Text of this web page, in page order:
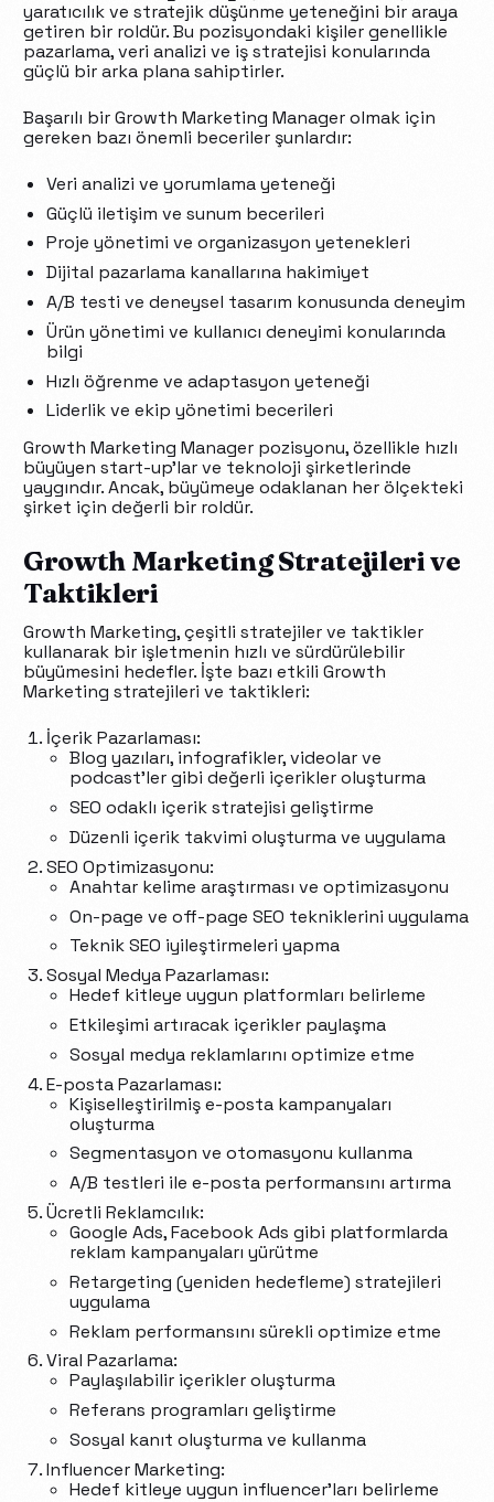
yaratıcılık ve stratejik düşünme yeteneğini bir araya
getiren bir roldür. Bu pozisyondaki kişiler genellikle
pazarlama, veri analizi ve iş stratejisi konularında
güçlü bir arka plana sahiptirler.
Başarılı bir Growth Marketing Manager olmak için
gereken bazı önemli beceriler şunlardır:
Veri analizi ve yorumlama yeteneği
Güçlü iletişim ve sunum becerileri
Proje yönetimi ve organizasyon yetenekleri
Dijital pazarlama kanallarına hakimiyet
A/B testi ve deneysel tasarım konusunda deneyim
Ürün yönetimi ve kullanıcı deneyimi konularında
bilgi
Hızlı öğrenme ve adaptasyon yeteneği
Liderlik ve ekip yönetimi becerileri
Growth Marketing Manager pozisyonu, özellikle hızlı
büyüyen start-up’lar ve teknoloji şirketlerinde
yaygındır. Ancak, büyümeye odaklanan her ölçekteki
şirket için değerli bir roldür.
Growth Marketing Stratejileri ve
Taktikleri
Growth Marketing, çeşitli stratejiler ve taktikler
kullanarak bir işletmenin hızlı ve sürdürülebilir
büyümesini hedefler. İşte bazı etkili Growth
Marketing stratejileri ve taktikleri:
İçerik Pazarlaması:
Blog yazıları, infografikler, videolar ve
podcast’ler gibi değerli içerikler oluşturma
SEO odaklı içerik stratejisi geliştirme
Düzenli içerik takvimi oluşturma ve uygulama
SEO Optimizasyonu:
Anahtar kelime araştırması ve optimizasyonu
On-page ve off-page SEO tekniklerini uygulama
Teknik SEO iyileştirmeleri yapma
Sosyal Medya Pazarlaması:
Hedef kitleye uygun platformları belirleme
Etkileşimi artıracak içerikler paylaşma
Sosyal medya reklamlarını optimize etme
E-posta Pazarlaması:
Kişiselleştirilmiş e-posta kampanyaları
oluşturma
Segmentasyon ve otomasyonu kullanma
A/B testleri ile e-posta performansını artırma
Ücretli Reklamcılık:
Google Ads, Facebook Ads gibi platformlarda
reklam kampanyaları yürütme
Retargeting (yeniden hedefleme) stratejileri
uygulama
Reklam performansını sürekli optimize etme
Viral Pazarlama:
Paylaşılabilir içerikler oluşturma
Referans programları geliştirme
Sosyal kanıt oluşturma ve kullanma
Influencer Marketing:
Hedef kitleye uygun influencer’ları belirleme